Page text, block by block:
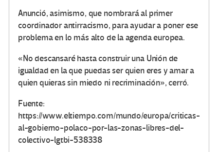
Anunció, asimismo, que nombrará al primer
coordinador antirracismo, para ayudar a poner ese
problema en lo más alto de la agenda europea.
«No descansaré hasta construir una Unión de
igualdad en la que puedas ser quien eres y amar a
quien quieras sin miedo ni recriminación», cerró.
Fuente:
https://www.eltiempo.com/mundo/europa/criticas-
al-gobierno-polaco-por-las-zonas-libres-del-
colectivo-lgtbi-538338